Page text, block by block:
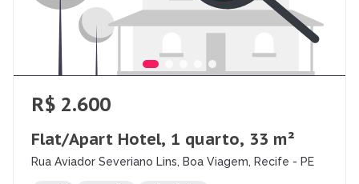
R$ 2.600
Flat/Apart Hotel, 1 quarto, 33 m²
Rua Aviador Severiano Lins, Boa Viagem, Recife - PE